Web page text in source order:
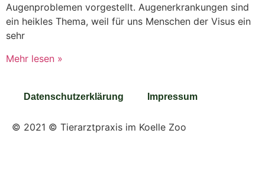
Augenproblemen vorgestellt. Augenerkrankungen sind
ein heikles Thema, weil für uns Menschen der Visus ein
sehr
Mehr lesen »
Datenschutzerklärung Impressum
© 2021 © Tierarztpraxis im Koelle Zoo